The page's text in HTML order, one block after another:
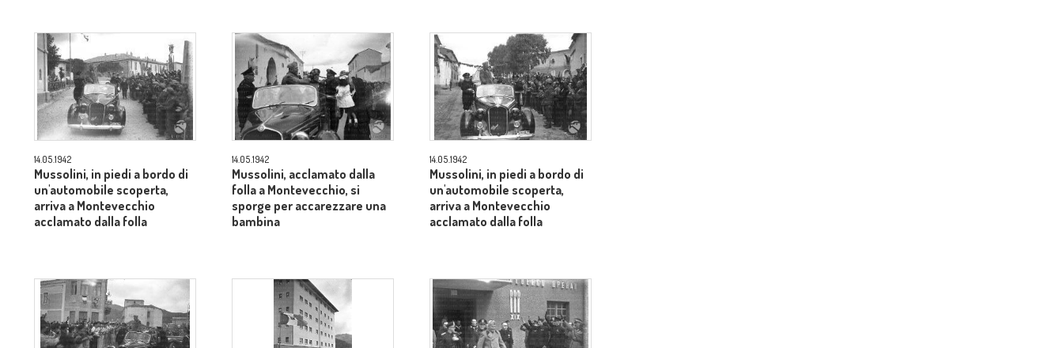
14.05.1942
Mussolini, in piedi a bordo di
un'automobile scoperta,
arriva a Montevecchio
acclamato dalla folla
14.05.1942
Mussolini, acclamato dalla
folla a Montevecchio, si
sporge per accarezzare una
bambina
14.05.1942
Mussolini, in piedi a bordo di
un'automobile scoperta,
arriva a Montevecchio
acclamato dalla folla